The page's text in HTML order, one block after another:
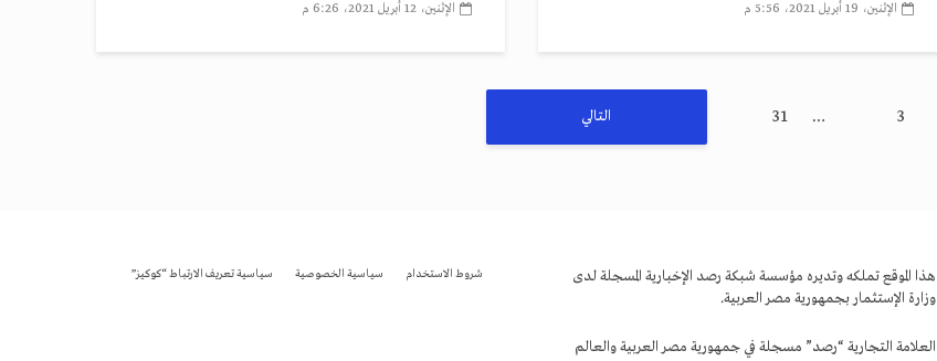
الإثنين، 19 أبريل 2021، 5:56 م الإثنين، 12 أبريل 2021، 6:26 م
3
…
31 التالي
هذا الموقع تملكه وتديره مؤسسة شبكة رصد الإخبارية المسجلة لدى
وزارة الإستثمار بجمهورية مصر العربية.
العلامة التجارية “رصد” مسجلة في جمهورية مصر العربية والعالم
شروط الاستخدام سياسية الخصوصية سياسية تعريف الارتباط “كوكيز”